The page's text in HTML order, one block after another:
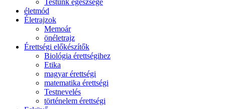
Testünk egészsége
életmód
Életrajzok
Memoár
önéletrajz
Érettségi előkészítők
Biológia érettségihez
Etika
magyar érettségi
matematika érettségi
Testnevelés
történelem érettségi